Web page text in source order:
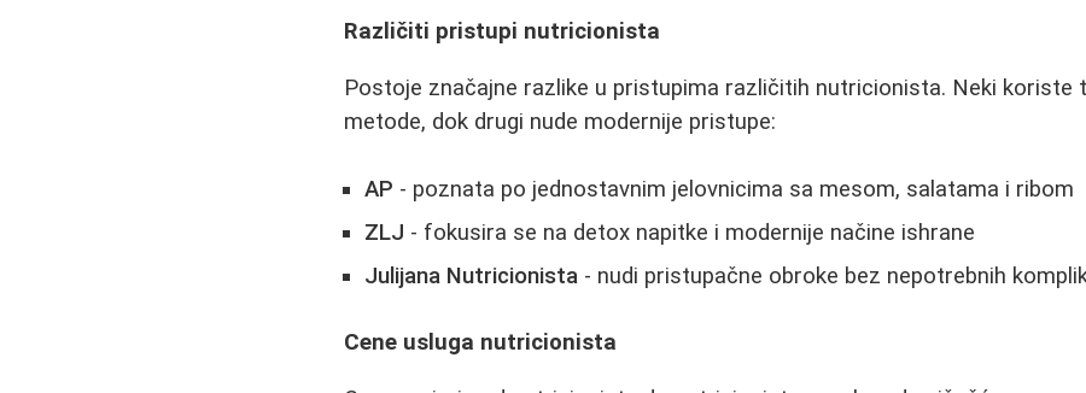
Različiti pristupi nutricionista
Postoje značajne razlike u pristupima različitih nutricionista. Neki koriste
metode, dok drugi nude modernije pristupe:
AP - poznata po jednostavnim jelovnicima sa mesom, salatama i ribom
ZLJ - fokusira se na detox napitke i modernije načine ishrane
Julijana Nutricionista - nudi pristupačne obroke bez nepotrebnih
Cene usluga nutricionista